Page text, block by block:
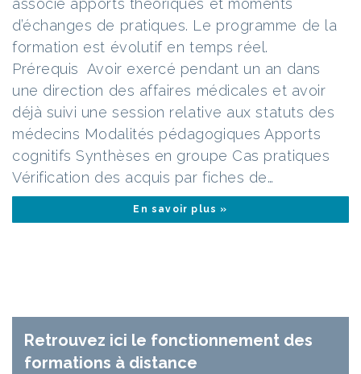
associe apports théoriques et moments
d’échanges de pratiques. Le programme de la
formation est évolutif en temps réel.
Prérequis Avoir exercé pendant un an dans
une direction des affaires médicales et avoir
déjà suivi une session relative aux statuts des
médecins Modalités pédagogiques Apports
cognitifs Synthèses en groupe Cas pratiques
Vérification des acquis par fiches de…
En savoir plus »
Retrouvez ici le fonctionnement des
formations à distance